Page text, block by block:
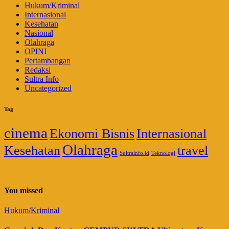
Hukum/Kriminal
Internasional
Kesehatan
Nasional
Olahraga
OPINI
Pertambangan
Redaksi
Sultra Info
Uncategorized
Tag
cinema Ekonomi BisnisInternasional
KesehatanOlahraga Sultrainfo.id Teknologi travel
You missed
Hukum/Kriminal